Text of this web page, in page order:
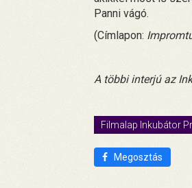
Panni vágó.
(Címlapon:
A többi interjú az
Filmalap Inkubátor
Megosztás